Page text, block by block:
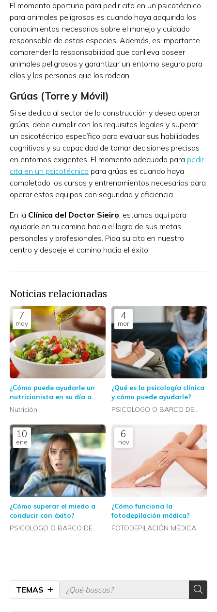
TEMAS
El momento oportuno para pedir cita en un psicotécnico
para animales peligrosos es cuando haya adquirido los
conocimientos necesarios sobre el manejo y cuidado
responsable de estas especies. Además, es importante
comprender la responsabilidad que conlleva poseer
animales peligrosos y garantizar un entorno seguro para
ellos y las personas que los rodean.
Grúas (Torre y Móvil)
Si se dedica al sector de la construcción y desea operar
grúas, debe cumplir con los requisitos legales y superar
un psicotécnico específico para evaluar sus habilidades
cognitivas y su capacidad de tomar decisiones precisas
en entornos exigentes. El momento adecuado para pedir
cita en un psicotécnico para grúas es cuando haya
completado los cursos y entrenamientos necesarios para
operar estos equipos con seguridad y eficiencia.
En la Clínica del Doctor Sieiro, estamos aquí para
ayudarle en tu camino hacia el logro de sus metas
personales y profesionales. Pida su cita en nuestro
centro y despeje el camino hacia el éxito.
Noticias relacionadas
7
may
¿Cómo puede ayudarle un
nutricionista en su día a
día?
Nutrición
4
mar
¿Qué es la psicología clínica
y cómo puede ayudarle?
PSICOLOGO O BARCO DE
10
ene
¿Cómo superar el miedo a
conducir con éxito?
PSICOLOGO O BARCO DE
6
nov
¿Cómo funciona la
fotodepilación médica?
FOTODEPILACIÓN MÉDICA